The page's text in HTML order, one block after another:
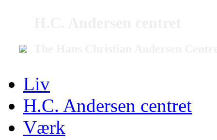
Liv
H.C. Andersen centret
Værk